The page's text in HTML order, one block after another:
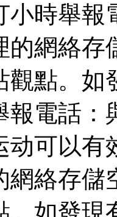
小時舉報
的網絡存
觀點。如
報電話：
动可以
網絡存儲
。如發現